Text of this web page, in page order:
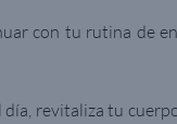
con tu rutina de
día, revitaliza tu